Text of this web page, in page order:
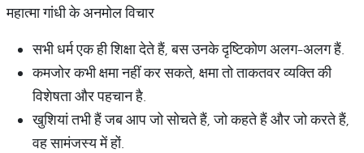
महात्मा गांधी के अनमोल विचार
सभी धर्म एक ही शिक्षा देते हैं, बस उनके दृष्टिकोण अलग-अलग हैं.
कमजोर कभी क्षमा नहीं कर सकते, क्षमा तो ताकतवर व्यक्ति की
विशेषता और पहचान है.
खुशियां तभी हैं जब आप जो सोचते हैं, जो कहते हैं और जो करते हैं,
वह सामंजस्य में हों.